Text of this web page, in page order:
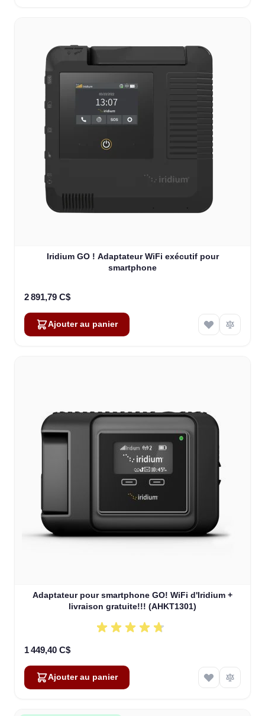
Iridium GO ! Adaptateur WiFi exécutif pour
smartphone
2 891,79 C$
Ajouter au panier
Adaptateur pour smartphone GO! WiFi d'Iridium +
livraison gratuite!!! (AHKT1301)
1 449,40 C$
Ajouter au panier